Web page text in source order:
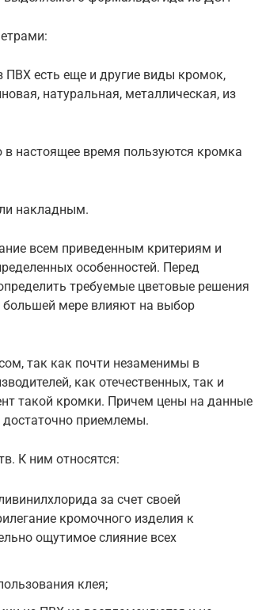
есть еще и другие виды кромок,
натуральная, металлическая, из
настоящее время пользуются кромка
накладным.
всем приведенным критериям и
особенностей. Перед
требуемые цветовые решения
большей мере влияют на выбор
так как почти незаменимы в
как отечественных, так и
такой кромки. Причем цены на данные
достаточно приемлемы.
К ним относятся:
за счет своей
кромочного изделия к
ощутимое слияние всех
клея;